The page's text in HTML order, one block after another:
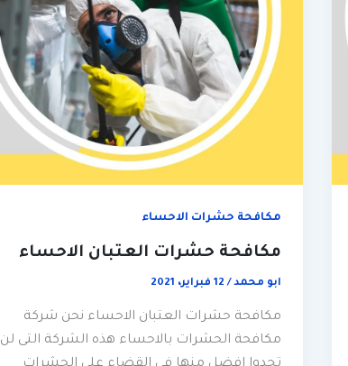
مكافحة حشرات الاحساء
مكافحة حشرات العتبان الاحساء
ابو محمد/ 12 فبراير، 2021
مكافحة حشرات العتبان الاحساء نحن شركة
مكافحة الحشرات بالاحساء هذه الشركة التى لن